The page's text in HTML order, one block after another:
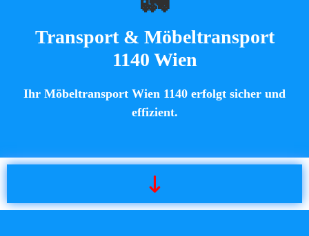
Transport & Möbeltransport
1140 Wien
Ihr Möbeltransport Wien 1140 erfolgt sicher und
effizient.